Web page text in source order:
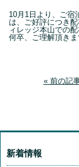
10月1日より、ご宿
は、ご好評につき
ィレッジ本山での
何卒、ご理解頂き
« 前の記
新着情報